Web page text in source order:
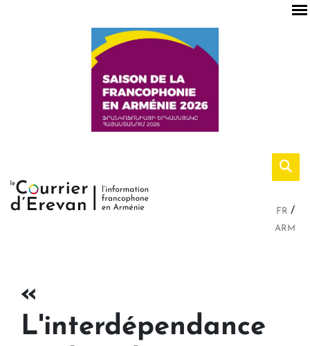
FR
ARM
«
L'interdépendance